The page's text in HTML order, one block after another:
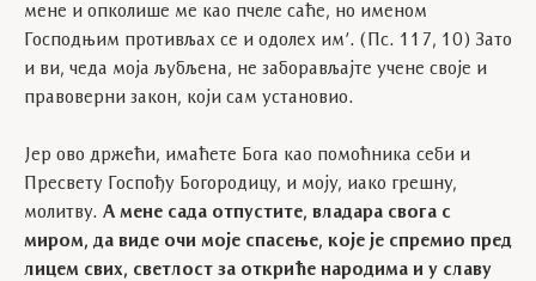
мене и опколише ме као пчеле саће, но именом
Господњим противљах се и одолех им’. (Пс. 117, 10) Зато
и ви, чеда моја љубљена, не заборављајте учене своје и
правоверни закон, који сам установио.
Јер ово држећи, имаћете Бога као помоћника себи и
Пресвету Госпођу Богородицу, и моју, иако грешну,
молитву. А мене сада отпустите, владара свога с
миром, да виде очи моје спасење, које је спремио пред
лицем свих, светлост за откриће народима и у славу